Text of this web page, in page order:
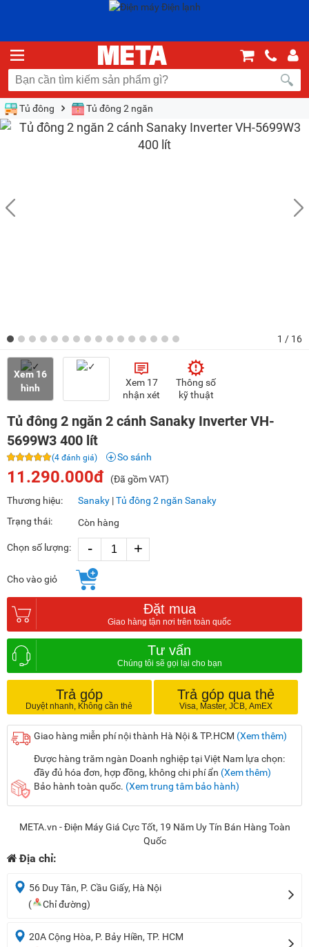
Tủ đông Tủ đông 2 ngăn
1 / 16
Xem 16
hình
Xem 17
nhận xét
Thông số
kỹ thuật
Tủ đông 2 ngăn 2 cánh Sanaky Inverter VH-
5699W3 400 lít
(4 đánh giá) So sánh
11.290.000đ
(Đã gồm VAT)
Thương hiệu:
Sanaky |Tủ đông 2 ngăn Sanaky
Trạng thái:
Còn hàng
Chọn số lượng: - +
Cho vào giỏ
Đặt mua
Tư vấn
Trả góp Trả góp qua thẻ
Giao hàng miễn phí nội thành Hà Nội & TP.HCM (Xem thêm)
Được hàng trăm ngàn Doanh nghiệp tại Việt Nam lựa chọn:
đầy đủ hóa đơn, hợp đồng, không chi phí ẩn (Xem thêm)
Bảo hành toàn quốc. (Xem trung tâm bảo hành)
META.vn - Điện Máy Giá Cực Tốt, 19 Năm Uy Tín Bán Hàng Toàn
Quốc
Địa chỉ:
56 Duy Tân, P. Cầu Giấy, Hà Nội
(
Chỉ đường)
20A Cộng Hòa, P. Bảy Hiền, TP. HCM